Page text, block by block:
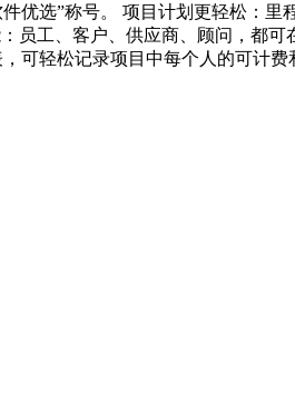
优选”称号。 项目计划更轻松：
员工、客户、供应商、顾问，都
轻松记录项目中每个人的可计